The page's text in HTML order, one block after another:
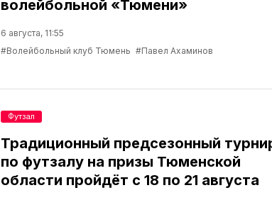
волейбольной «Тюмени»
6 августа, 11:55
#Волейбольный клуб Тюмень #Павел Ахаминов
Традиционный предсезонный
по футзалу на призы Тюменской
области пройдёт с 18 по 21 августа
Футзал